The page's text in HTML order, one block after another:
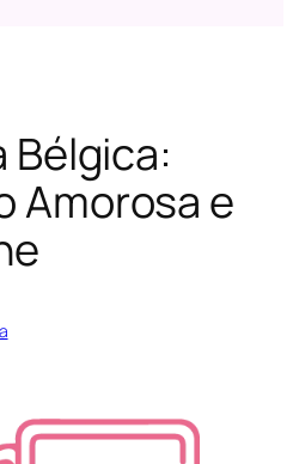
Bélgica:
Amorosa e